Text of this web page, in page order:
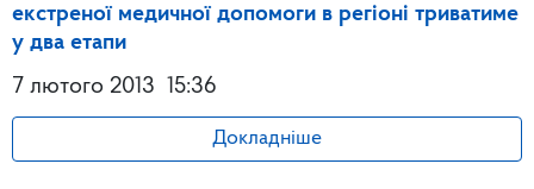
екстреної медичної допомоги в регіоні триватиме
у два етапи
7 лютого 2013
15:36
Докладніше